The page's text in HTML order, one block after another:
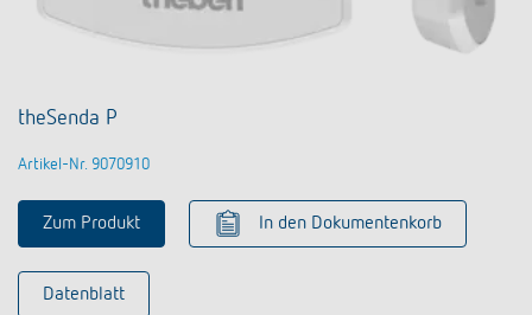
theSenda P
Artikel-Nr. 9070910
Zum Produkt In den Dokumentenkorb
Datenblatt